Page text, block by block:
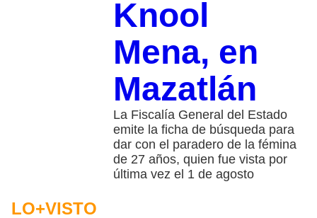
Knool
Mena, en
Mazatlán
La Fiscalía General del Estado
emite la ficha de búsqueda para
dar con el paradero de la fémina
de 27 años, quien fue vista por
última vez el 1 de agosto
LO+VISTO